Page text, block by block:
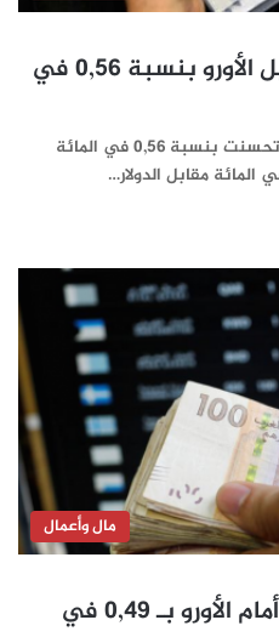
تحسن قيمة الدرهم مقابل الأورو بنسبة 0,56 في
أفاد بنك المغرب بأن قيمة الدرهم تحسنت بنسبة 0,56 في المائة
مال وأعمال
ارتفاع سعر صرف الدرهم أمام الأورو بـ 0,49 في